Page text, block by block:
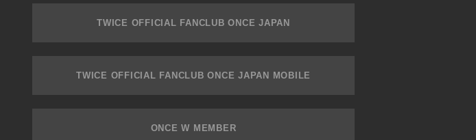
TWICE OFFICIAL FANCLUB ONCE JAPAN
TWICE OFFICIAL FANCLUB ONCE JAPAN MOBILE
ONCE W MEMBER